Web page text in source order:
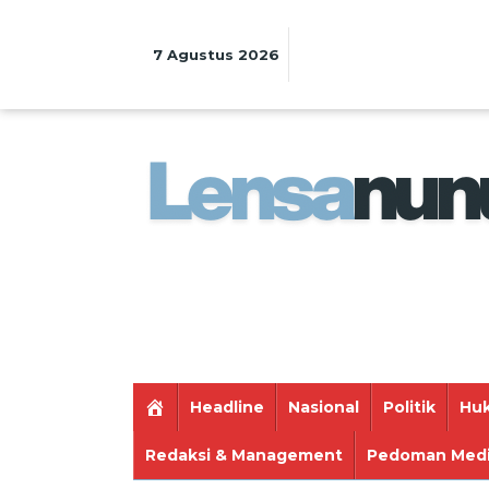
7 Agustus 2026
Headline Nasional Politik
Redaksi & Management Pedoman